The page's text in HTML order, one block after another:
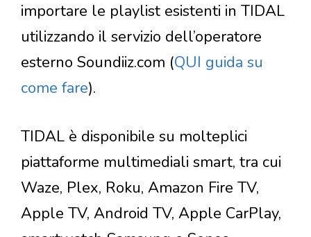
importare le playlist esistenti in TIDAL
utilizzando il servizio dell’operatore
esterno Soundiiz.com (QUI guida su
come fare).
TIDAL è disponibile su molteplici
piattaforme multimediali smart, tra cui
Waze, Plex, Roku, Amazon Fire TV,
Apple TV, Android TV, Apple CarPlay,